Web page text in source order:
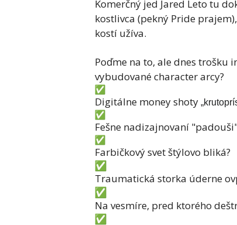
Komerčný jed Jared Leto tu
kostlivca (pekný Pride
kostí užíva.
Poďme na to, ale dnes trošku
vybudované character arcy?
Digitálne money shoty
Fešne nadizajnovaní
Farbičkový svet štýlovo bliká?
️Traumatická storka úderne
️Na vesmíre, pred ktorého